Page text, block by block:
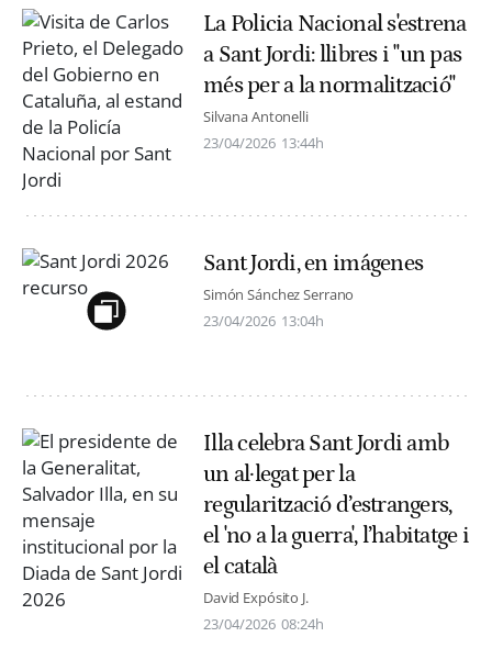
La Policia Nacional s'estrena
a Sant Jordi: llibres i "un pas
més per a la normalització"
Silvana Antonelli
23/04/2026 13:44h
Sant Jordi, en imágenes
Simón Sánchez Serrano
23/04/2026 13:04h
Illa celebra Sant Jordi amb
un al·legat per la
regularització d’estrangers,
el 'no a la guerra', l’habitatge i
el català
David Expósito J.
23/04/2026 08:24h